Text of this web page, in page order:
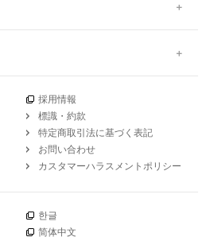
採用情報
標識・約款
特定商取引法に基づく表記
お問い合わせ
カスタマーハラスメントポリシー
한글
简体中文